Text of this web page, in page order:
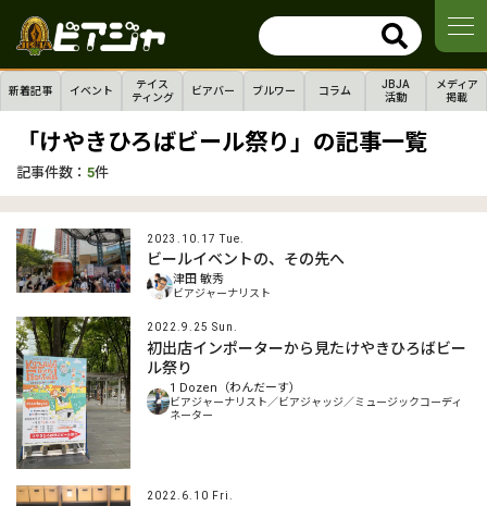
新着記事 イベント
テイス
ティング
ビアバー ブルワー コラム
JBJA
活動
メディア
掲載
「けやきひろばビール祭り」の記事一覧
記事件数： 5件
2023.10.17 Tue.
ビールイベントの、その先へ
津田 敏秀
ビアジャーナリスト
2022.9.25 Sun.
初出店インポーターから見たけやきひろばビー
ル祭り
1 Dozen（わんだーす）
ビアジャーナリスト／ビアジャッジ／ミュージックコーディ
ネーター
2022.6.10 Fri.